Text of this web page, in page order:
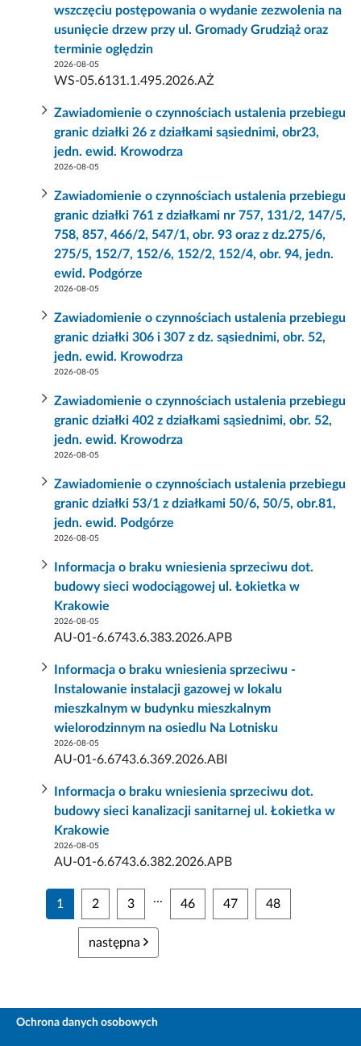
wszczęciu postępowania o wydanie zezwolenia na
usunięcie drzew przy ul. Gromady Grudziąż oraz
terminie oględzin
2026-08-05
WS-05.6131.1.495.2026.AŻ
Zawiadomienie o czynnościach ustalenia przebiegu
granic działki 26 z działkami sąsiednimi, obr23,
jedn. ewid. Krowodrza
2026-08-05
Zawiadomienie o czynnościach ustalenia przebiegu
granic działki 761 z działkami nr 757, 131/2, 147/5,
758, 857, 466/2, 547/1, obr. 93 oraz z dz.275/6,
275/5, 152/7, 152/6, 152/2, 152/4, obr. 94, jedn.
ewid. Podgórze
2026-08-05
Zawiadomienie o czynnościach ustalenia przebiegu
granic działki 306 i 307 z dz. sąsiednimi, obr. 52,
jedn. ewid. Krowodrza
2026-08-05
Zawiadomienie o czynnościach ustalenia przebiegu
granic działki 402 z działkami sąsiednimi, obr. 52,
jedn. ewid. Krowodrza
2026-08-05
Zawiadomienie o czynnościach ustalenia przebiegu
granic działki 53/1 z działkami 50/6, 50/5, obr.81,
jedn. ewid. Podgórze
2026-08-05
Informacja o braku wniesienia sprzeciwu dot.
budowy sieci wodociągowej ul. Łokietka w
Krakowie
2026-08-05
AU-01-6.6743.6.383.2026.APB
Informacja o braku wniesienia sprzeciwu -
Instalowanie instalacji gazowej w lokalu
mieszkalnym w budynku mieszkalnym
wielorodzinnym na osiedlu Na Lotnisku
2026-08-05
AU-01-6.6743.6.369.2026.ABI
Informacja o braku wniesienia sprzeciwu dot.
budowy sieci kanalizacji sanitarnej ul. Łokietka w
Krakowie
2026-08-05
AU-01-6.6743.6.382.2026.APB
1 2 3 ... 46 47 48
następna
Ochrona danych osobowych